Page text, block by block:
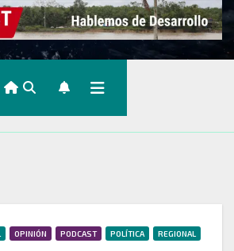
OPINIÓN PODCAST POLÍTICA REGIONAL